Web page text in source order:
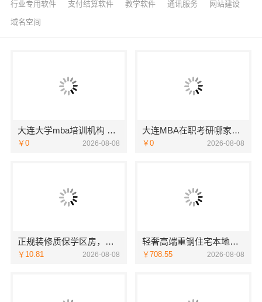
行业专用软件 支付结算软件 教学软件 通讯服务 网站建设
域名空间
大连大学mba培训机构 社科赛斯MBA考研专业辅导机构
￥0 2026-08-08
大连MBA在职考研哪家教学好-社科赛斯
￥0 2026-08-08
正规装修质保学区房，浙江臻美新型建材有限公司安心
￥10.81 2026-08-08
轻奢高端重钢住宅本地维保，云南晟构建筑建材有限公司贴心服务
￥708.55 2026-08-08